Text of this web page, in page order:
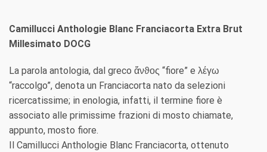
Camillucci Anthologie Blanc Franciacorta Extra Brut
Millesimato DOCG
La parola antologia, dal greco ἄνϑος “fiore” e λέγω
“raccolgo”, denota un Franciacorta nato da selezioni
ricercatissime; in enologia, infatti, il termine fiore è
associato alle primissime frazioni di mosto chiamate,
appunto, mosto fiore.
Il Camillucci Anthologie Blanc Franciacorta, ottenuto